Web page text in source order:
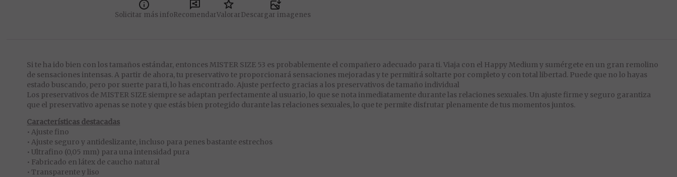
Solicitar más infoRecomendarValorarDescargar imagenes
Si te ha ido bien con los tamaños estándar, entonces MISTER SIZE 53 es probablemente el compañero adecuado para ti. Viaja con el Happy Medium y sumérgete en un gran remolino
de sensaciones intensas. A partir de ahora, tu preservativo te proporcionará sensaciones mejoradas y te permitirá soltarte por completo y con total libertad. Puede que no lo hayas
estado buscando, pero por suerte para ti, lo has encontrado. Ajuste perfecto gracias a los preservativos de tamaño individual
Los preservativos de MISTER SIZE siempre se adaptan perfectamente al usuario, lo que se nota inmediatamente durante las relaciones sexuales. Un ajuste firme y seguro garantiza
que el preservativo apenas se note y que estás bien protegido durante las relaciones sexuales, lo que te permite disfrutar plenamente de tus momentos juntos.
Características destacadas
• Ajuste fino
• Ajuste seguro y antideslizante, incluso para penes bastante estrechos
• Ultrafino (0,05 mm) para una intensidad pura
• Fabricado en látex de caucho natural
• Transparente y liso